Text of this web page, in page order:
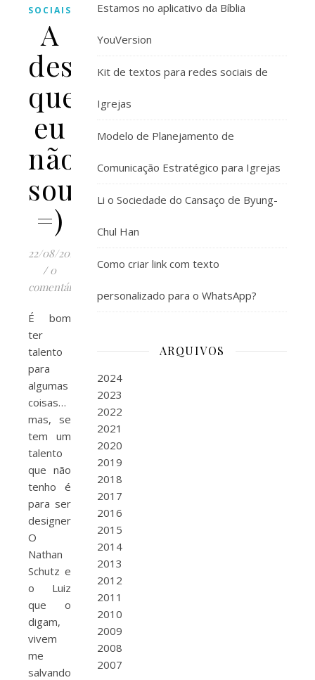
SOCIAIS
A
designer
que
eu
não
sou!
=)
22/08/2016
/ 0
comentários
É bom
ter
talento
para
algumas
coisas…
mas, se
tem um
talento
que não
tenho é
para ser
designer.
O
Nathan
Schutz e
o Luiz
que o
digam,
vivem
me
salvando.
Estamos no aplicativo da Bíblia
YouVersion
Kit de textos para redes sociais de
Igrejas
Modelo de Planejamento de
Comunicação Estratégico para Igrejas
Li o Sociedade do Cansaço de Byung-
Chul Han
Como criar link com texto
personalizado para o WhatsApp?
ARQUIVOS
2024
2023
2022
2021
2020
2019
2018
2017
2016
2015
2014
2013
2012
2011
2010
2009
2008
2007